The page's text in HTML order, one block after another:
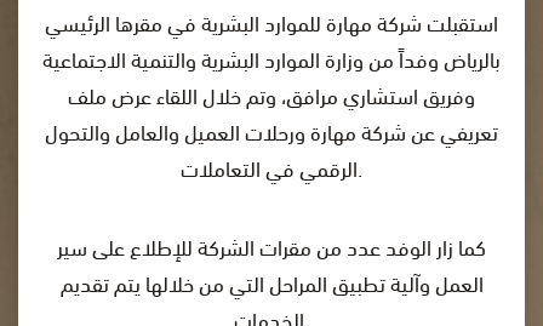
استقبلت شركة مهارة للموارد البشرية في مقرها الرئيسي
بالرياض وفداً من وزارة الموارد البشرية والتنمية الاجتماعية
وفريق استشاري مرافق، وتم خلال اللقاء عرض ملف
تعريفي عن شركة مهارة ورحلات العميل والعامل والتحول
الرقمي في التعاملات.
كما زار الوفد عدد من مقرات الشركة للإطلاع على سير
العمل وآلية تطبيق المراحل التي من خلالها يتم تقديم